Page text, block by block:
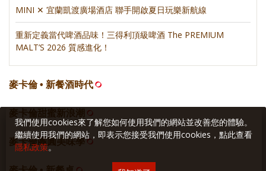
MINI ✕ 宜蘭凱渡廣場酒店 聯手開啟夏日玩樂新航線
重新定義當代啤酒品味！三得利頂級啤酒 The PREMIUM
MALT’S 2026 質感進化！
麥卡倫 • 新餐酒時代
麥卡倫甜蜜新浪潮
麥卡倫團圓美味學
我們使用cookies來了解您如何使用我們的網站並改善您的體驗。
繼續使用我們的網站，即表示您接受我們使用cookies，點此查看
隱私政策。